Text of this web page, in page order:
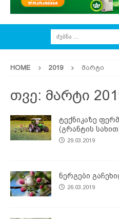
HOME 2019 მარტი
თვე: მარტი
ტექნიკაზე
(გრანტის
29.03.2019
ნერგები
26.03.2019